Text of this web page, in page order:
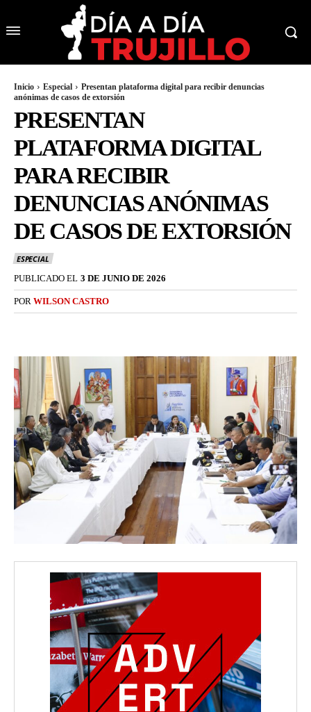
Inicio Especial
Presentan plataforma digital para recibir denuncias
anónimas de casos de extorsión
PRESENTAN
PLATAFORMA DIGITAL
PARA RECIBIR
DENUNCIAS ANÓNIMAS
DE CASOS DE EXTORSIÓN
ESPECIAL
PUBLICADO EL 3 DE JUNIO DE 2026
POR WILSON CASTRO